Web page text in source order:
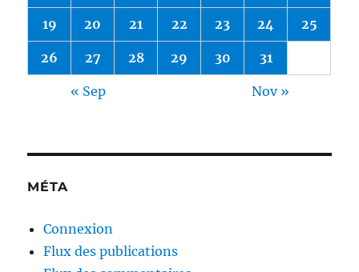
19 20 21 22 23 24 25
26 27 28 29 30 31
« Sep Nov »
MÉTA
Connexion
Flux des publications